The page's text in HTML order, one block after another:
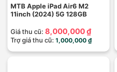
MTB Apple iPad Air6 M2
11inch (2024) 5G 128GB
Giá thu cũ: 8,000,000 ₫
Trợ giá thu cũ: 1,000,000 ₫